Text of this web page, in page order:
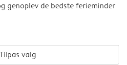
genoplev de bedste ferieminder
Tilpas valg